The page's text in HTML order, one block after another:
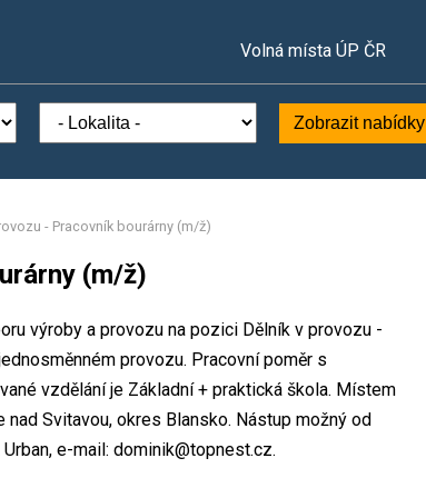
Volná místa ÚP ČR
Zobrazit nabídky
- Pracovník bourárny (m/ž)
(m/ž)
výroby a provozu na pozici Dělník v provozu -
provozu. Pracovní poměr s
vzdělání je Základní + praktická škola. Místem
Svitavou, okres Blansko. Nástup možný od
e-mail: dominik@topnest.cz.